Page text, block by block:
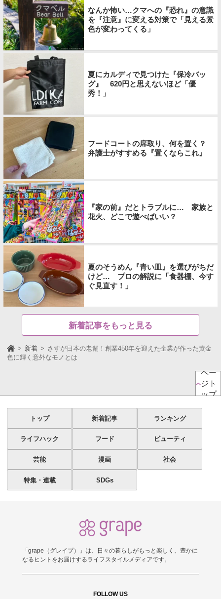
なんか怖い…クマへの『恐れ』の意識
を『注意』に変える対策で「見える景
色が変わってくる」
夏にカルディで見つけた『保冷バッ
グ』 620円と思えないほど「優
秀！」
フードコートの席取り、何を置く？
弁護士がすすめる『置くならこれ』
『家の前』だとトラブルに… 家族と
花火、どこで遊べばいい？
夏のそうめん『青い皿』を選びがちだ
けど… プロの解説に「食器棚、今す
ぐ見直す！」
新着記事をもっと見る
新着
さすが日本の老舗！創業450年を迎えた企業が作った黄金
色に輝く意外なモノとは
ペー
ジト
ップ
トップ 新着記事 ランキング
ライフハック フード ビューティ
芸能 漫画 社会
特集・連載 SDGs
「grape（グレイプ）」は、日々の暮らしがもっと楽しく、豊かに
なるヒントをお届けするライフスタイルメディアです。
FOLLOW US